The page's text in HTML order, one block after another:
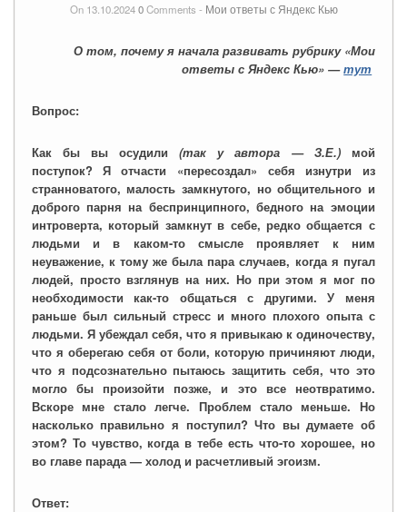
On 13.10.20240Comments - Мои ответы с Яндекс Кью
О том, почему я начала развивать рубрику «Мои
ответы с Яндекс Кью» —тут
Вопрос:
Как бы вы осудили (так у автора — З.Е.)мой
поступок? Я отчасти «пересоздал» себя изнутри из
странноватого, малость замкнутого, но общительного и
доброго парня на беспринципного, бедного на эмоции
интроверта, который замкнут в себе, редко общается с
людьми и в каком-то смысле проявляет к ним
неуважение, к тому же была пара случаев, когда я пугал
людей, просто взглянув на них. Но при этом я мог по
необходимости как-то общаться с другими. У меня
раньше был сильный стресс и много плохого опыта с
людьми. Я убеждал себя, что я привыкаю к одиночеству,
что я оберегаю себя от боли, которую причиняют люди,
что я подсознательно пытаюсь защитить себя, что это
могло бы произойти позже, и это все неотвратимо.
Вскоре мне стало легче. Проблем стало меньше. Но
насколько правильно я поступил? Что вы думаете об
этом? То чувство, когда в тебе есть что-то хорошее, но
во главе парада — холод и расчетливый эгоизм.
Ответ: